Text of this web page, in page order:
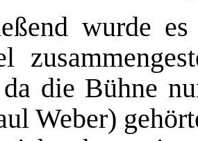
wurde
die Bühne
Weber)